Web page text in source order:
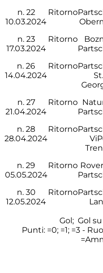
n. 22
10.03.2024
Ritorno
n. 23
17.03.2024
Ritorno
n.26
14.04.2024
Ritorno
St.
n. 27
21.04.2024
Ritorno
n.28
28.04.2024
Ritorno
n.29
05.05.2024
Ritorno
n. 30
12.05.2024
Ritorno
Gol; Gol
Punti: =0; =1; =3 -